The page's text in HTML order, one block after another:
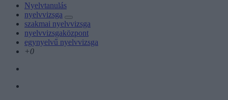
Nyelvtanulás
nyelvvizsga
szakmai nyelvvizsga
nyelvvizsgaközpont
egynyelvű nyelvvizsga
+0